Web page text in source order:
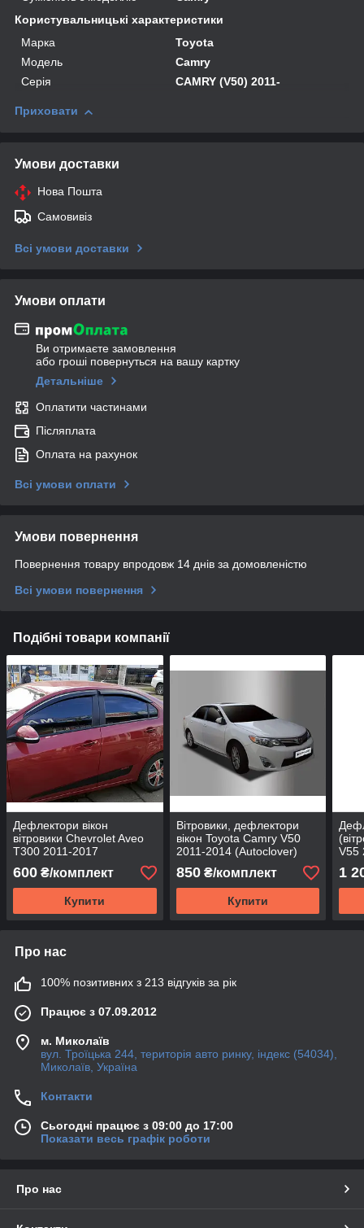
Користувальницькі характеристики
Марка
Toyota
Модель
Camry
Серія
CAMRY (V50) 2011-
Приховати
Умови доставки
Нова Пошта
Самовивіз
Всі умови доставки
Умови оплати
Ви отримаєте замовлення
або гроші повернуться на вашу картку
Детальніше
Оплатити частинами
Післяплата
Оплата на рахунок
Всі умови оплати
Умови повернення
Повернення товару впродовж 14 днів за домовленістю
Всі умови повернення
Подібні товари компанії
Дефлектори вікон
вітровики Chevrolet Aveo
T300 2011-2017
(Autoclover/Корея)
600 ₴/комплект
Купити
Вітровики, дефлектори
вікон Toyota Camry V50
2011-2014 (Autoclover)
850₴/комплект
Купити
V55
1
Про нас
100% позитивних з 213 відгуків за рік
Працює з 07.09.2012
м. Миколаїв
вул. Троїцька 244, територія авто ринку, індекс (54034),
Миколаїв, Україна
Контакти
Сьогодні працює з 09:00 до 17:00
Показати весь графік роботи
Про нас